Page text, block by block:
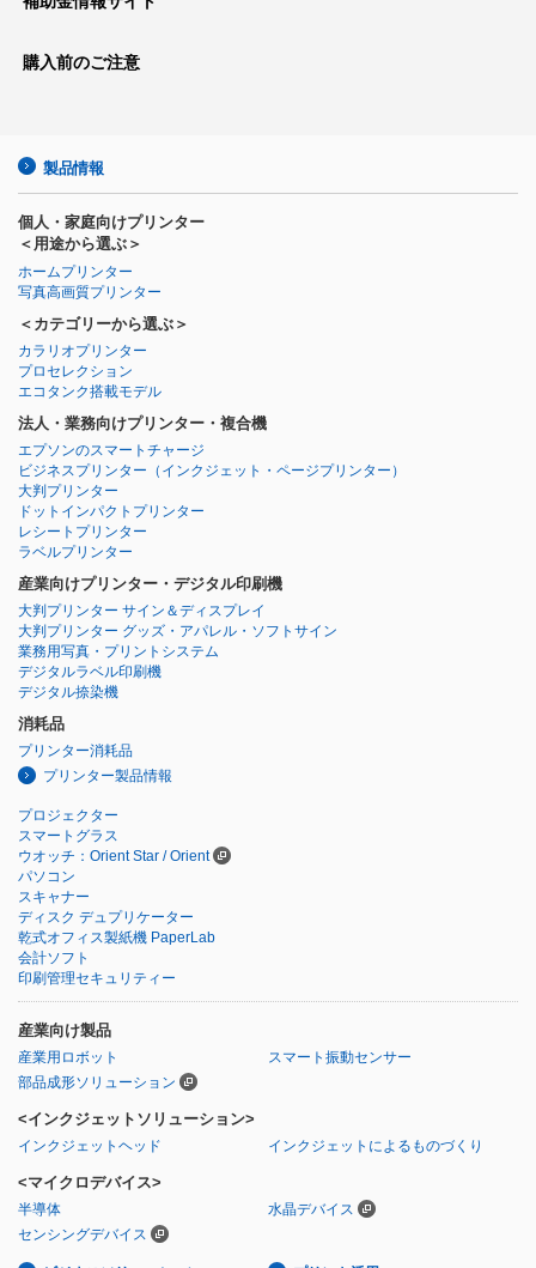
購入前のご注意
製品情報
個人・家庭向けプリンター
＜用途から選ぶ＞
ホームプリンター
写真高画質プリンター
＜カテゴリーから選ぶ＞
カラリオプリンター
プロセレクション
エコタンク搭載モデル
法人・業務向けプリンター・複合機
エプソンのスマートチャージ
ビジネスプリンター （インクジェット・ページプリンター）
大判プリンター
ドットインパクトプリンター
レシートプリンター
ラベルプリンター
産業向けプリンター・デジタル印刷機
大判プリンター サイン＆ディスプレイ
大判プリンター グッズ・アパレル・ソフトサイン
業務用写真・プリントシステム
デジタルラベル印刷機
デジタル捺染機
消耗品
プリンター消耗品
プリンター製品情報
プロジェクター
スマートグラス
ウオッチ：Orient Star / Orient
パソコン
スキャナー
ディスク デュプリケーター
乾式オフィス製紙機 PaperLab
会計ソフト
印刷管理セキュリティー
産業向け製品
産業用ロボット
スマート振動センサー
部品成形ソリューション
<インクジェットソリューション>
インクジェットヘッド インクジェットによるものづくり
<マイクロデバイス>
半導体
水晶デバイス
センシングデバイス